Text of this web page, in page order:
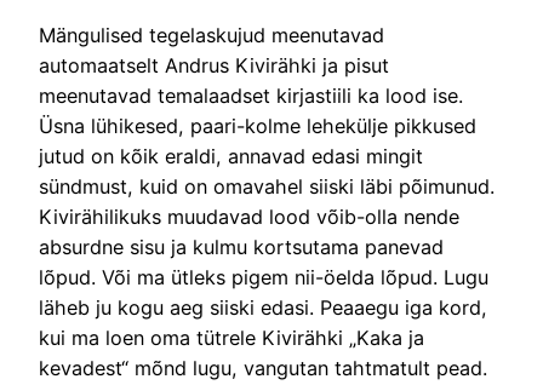
Mängulised tegelaskujud meenutavad
automaatselt Andrus Kivirähki ja pisut
meenutavad temalaadset kirjastiili ka lood ise.
Üsna lühikesed, paari-kolme lehekülje pikkused
jutud on kõik eraldi, annavad edasi mingit
sündmust, kuid on omavahel siiski läbi põimunud.
Kivirähilikuks muudavad lood võib-olla nende
absurdne sisu ja kulmu kortsutama panevad
lõpud. Või ma ütleks pigem nii-öelda lõpud. Lugu
läheb ju kogu aeg siiski edasi. Peaaegu iga kord,
kui ma loen oma tütrele Kivirähki „Kaka ja
kevadest“ mõnd lugu, vangutan tahtmatult pead.